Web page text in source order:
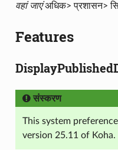
वहां जाएंअधिक> प्रशासन>
Features
संस्करण
This system
version 25.11 of Koha.